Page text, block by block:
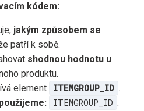
kódem:
jakým způsobem se
patří k sobě.
shodnou hodnotu u
produktu.
element
ITEMGROUP_ID .
ITEMGROUP_ID .